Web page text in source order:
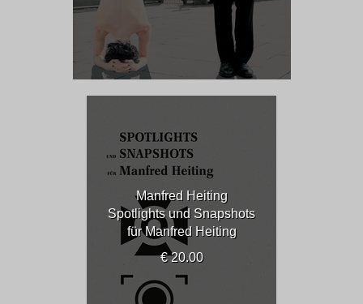
Manfred Heiting
Spotlights und Snapshots
für Manfred Heiting
€ 20.00